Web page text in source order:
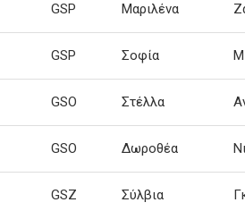
GSP Μαριλένα
GSP Σοφία
GSO Στέλλα
GSO Δωροθέα
GSZ Σύλβια